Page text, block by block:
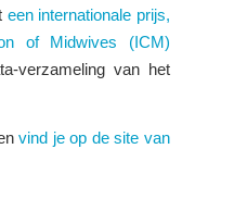
een internationale prijs,
of Midwives (ICM)
verzameling van het
vind je op de site van